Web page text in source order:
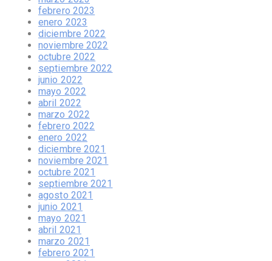
febrero 2023
enero 2023
diciembre 2022
noviembre 2022
octubre 2022
septiembre 2022
junio 2022
mayo 2022
abril 2022
marzo 2022
febrero 2022
enero 2022
diciembre 2021
noviembre 2021
octubre 2021
septiembre 2021
agosto 2021
junio 2021
mayo 2021
abril 2021
marzo 2021
febrero 2021